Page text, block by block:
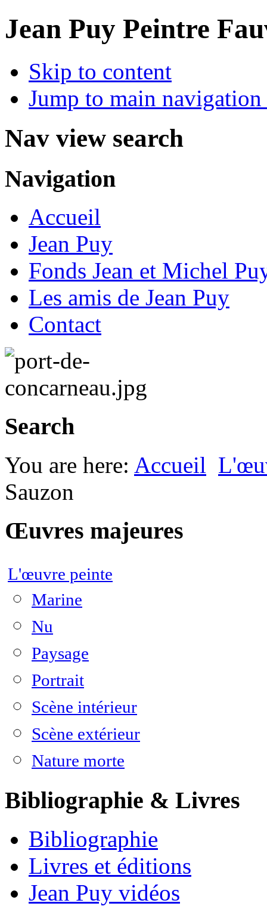
Jean Puy Peintre
Skip to content
Jump to main
Nav view search
Navigation
Accueil
Jean Puy
Fonds Jean et Michel
Les amis de Jean Puy
Contact
Search
You are here: Accueil
Sauzon
Œuvres majeures
L'œuvre peinte
Marine
Nu
Paysage
Portrait
Scène intérieur
Scène extérieur
Nature morte
Bibliographie & Livres
Bibliographie
Livres et éditions
Jean Puy vidéos